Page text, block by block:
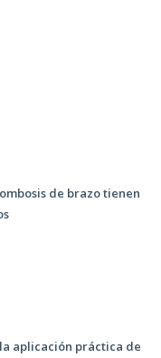
de brazo tienen
aplicación práctica de